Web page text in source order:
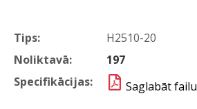
Tips:
H2510-20
Noliktavā:
197
Specifikācijas:
Saglabāt failu